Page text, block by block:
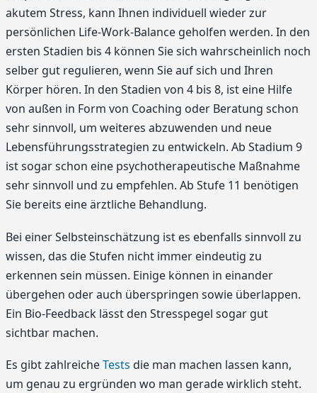
akutem Stress, kann Ihnen individuell wieder zur
persönlichen Life-Work-Balance geholfen werden. In den
ersten Stadien bis 4 können Sie sich wahrscheinlich noch
selber gut regulieren, wenn Sie auf sich und Ihren
Körper hören. In den Stadien von 4 bis 8, ist eine Hilfe
von außen in Form von Coaching oder Beratung schon
sehr sinnvoll, um weiteres abzuwenden und neue
Lebensführungsstrategien zu entwickeln. Ab Stadium 9
ist sogar schon eine psychotherapeutische Maßnahme
sehr sinnvoll und zu empfehlen. Ab Stufe 11 benötigen
Sie bereits eine ärztliche Behandlung.
Bei einer Selbsteinschätzung ist es ebenfalls sinnvoll zu
wissen, das die Stufen nicht immer eindeutig zu
erkennen sein müssen. Einige können in einander
übergehen oder auch überspringen sowie überlappen.
Ein Bio-Feedback lässt den Stresspegel sogar gut
sichtbar machen.
Es gibt zahlreicheTests die man machen lassen kann,
um genau zu ergründen wo man gerade wirklich steht.